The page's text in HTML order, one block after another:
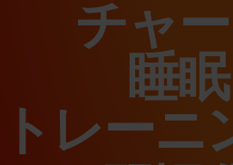
チャー
睡眠
感じ